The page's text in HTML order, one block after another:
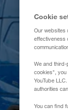
Cookie
Our websites
effectiveness
We and
cookies", you
YouTube
authorities
You can find